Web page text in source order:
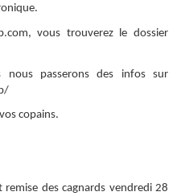
vous trouverez le dossier
nous passerons des infos sur
copains.
des cagnards vendredi 28